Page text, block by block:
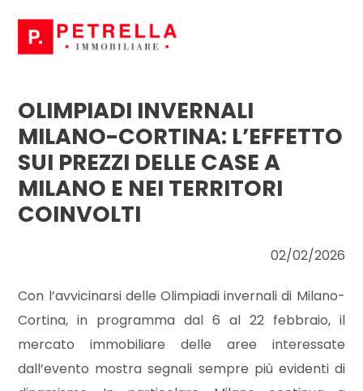
OLIMPIADI INVERNALI
MILANO-CORTINA: L’EFFETTO
SUI PREZZI DELLE CASE A
MILANO E NEI TERRITORI
COINVOLTI
02/02/2026
Con l’avvicinarsi delle Olimpiadi invernali di Milano-
Cortina, in programma dal 6 al 22 febbraio, il
mercato immobiliare delle aree interessate
dall’evento mostra segnali sempre più evidenti di
HOME
SIAMO
IN
VENDITA
Codice
Contratto
Qualsiasi
Vendita
Scegli
dove
cercare